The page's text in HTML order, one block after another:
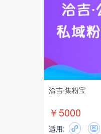
洽吉·集粉宝
￥5000
适用: